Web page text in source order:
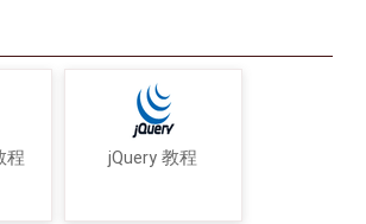
程 jQuery 教程